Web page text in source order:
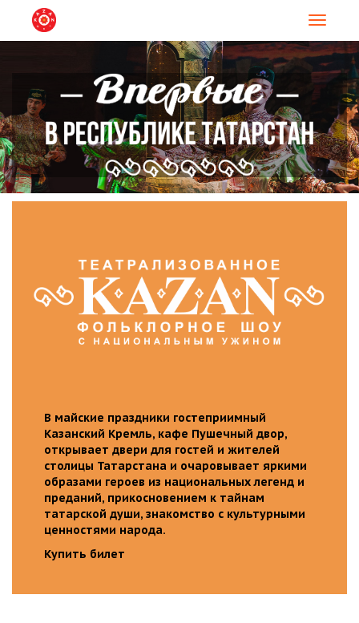
В майские праздники гостеприимный
Казанский Кремль, кафе Пушечный двор,
открывает двери для гостей и жителей
столицы Татарстана и очаровывает яркими
образами героев из национальных легенд и
преданий, прикосновением к тайнам
татарской души, знакомство с культурными
ценностями народа.
Купить билет